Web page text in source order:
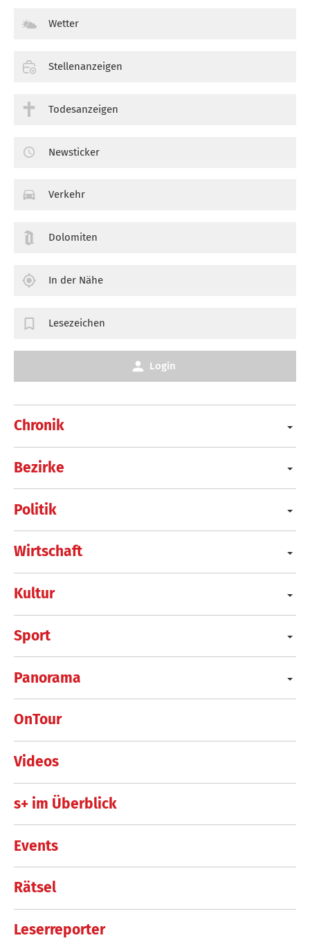
Chronik
Bezirke
Politik
Wirtschaft
Kultur
Sport
Panorama
OnTour
Videos
s+ im Überblick
Events
Rätsel
Leserreporter
Wetter
Stellenanzeigen
Todesanzeigen
Newsticker
Verkehr
Dolomiten
In der Nähe
Lesezeichen
Login